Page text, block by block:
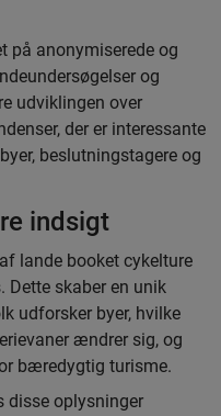
på anonymiserede og
og
udviklingen over
der er interessante
beslutningstagere og
indsigt
lande booket cykelture
Dette skaber en unik
udforsker byer, hvilke
ændrer sig, og
bæredygtig turisme.
disse oplysninger